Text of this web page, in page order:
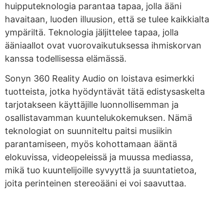
huipputeknologia parantaa tapaa, jolla ääni
havaitaan, luoden illuusion, että se tulee kaikkialta
ympäriltä. Teknologia jäljittelee tapaa, jolla
ääniaallot ovat vuorovaikutuksessa ihmiskorvan
kanssa todellisessa elämässä.
Sonyn 360 Reality Audio on loistava esimerkki
tuotteista, jotka hyödyntävät tätä edistysaskelta
tarjotakseen käyttäjille luonnollisemman ja
osallistavamman kuuntelukokemuksen. Nämä
teknologiat on suunniteltu paitsi musiikin
parantamiseen, myös kohottamaan ääntä
elokuvissa, videopeleissä ja muussa mediassa,
mikä tuo kuuntelijoille syvyyttä ja suuntatietoa,
joita perinteinen stereoääni ei voi saavuttaa.